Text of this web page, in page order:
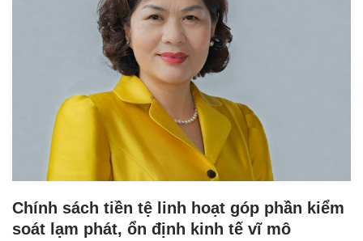
Chính sách tiền tệ linh hoạt góp phần kiểm
soát lạm phát, ổn định kinh tế vĩ mô